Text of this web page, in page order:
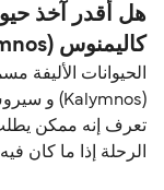
هل أقدر آخذ
كاليمنوس (Kalymnos) إلى سيروس (Syros)؟
الحيوانات الأليفة
تعرف إنه ممكن
الرحلة إذا ما كان